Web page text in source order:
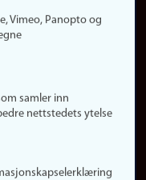
Vimeo, Panopto og
samler inn
nettstedets ytelse